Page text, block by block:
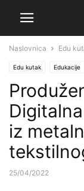
Naslovnica Edu
Edu kutak Edukacije
iz
25/04/2022